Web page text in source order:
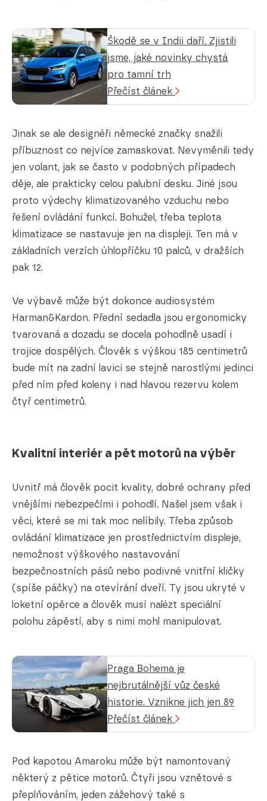
Škodě se v Indii daří. Zjistili
jsme, jaké novinky chystá
pro tamní trh
Přečíst článek
Jinak se ale designéři německé značky snažili
příbuznost co nejvíce zamaskovat. Nevyměnili tedy
jen volant, jak se často v podobných případech
děje, ale prakticky celou palubní desku. Jiné jsou
proto výdechy klimatizovaného vzduchu nebo
řešení ovládání funkcí. Bohužel, třeba teplota
klimatizace se nastavuje jen na displeji. Ten má v
základních verzích úhlopříčku 10 palců, v dražších
pak 12.
Ve výbavě může být dokonce audiosystém
Harman&Kardon. Přední sedadla jsou ergonomicky
tvarovaná a dozadu se docela pohodlně usadí i
trojice dospělých. Člověk s výškou 185 centimetrů
bude mít na zadní lavici se stejně narostlými jedinci
před ním před koleny i nad hlavou rezervu kolem
čtyř centimetrů.
Kvalitní interiér a pět motorů na výběr
Uvnitř má člověk pocit kvality, dobré ochrany před
vnějšími nebezpečími i pohodlí. Našel jsem však i
věci, které se mi tak moc nelíbily. Třeba způsob
ovládání klimatizace jen prostřednictvím displeje,
nemožnost výškového nastavování
bezpečnostních pásů nebo podivné vnitřní kličky
(spíše páčky) na otevírání dveří. Ty jsou ukryté v
loketní opěrce a člověk musí nalézt speciální
polohu zápěstí, aby s nimi mohl manipulovat.
Praga Bohema je
nejbrutálnější vůz české
historie. Vznikne jich jen 89
Přečíst článek
Pod kapotou Amaroku může být namontovaný
některý z pětice motorů. Čtyři jsou vznětové s
přeplňováním, jeden zážehový také s